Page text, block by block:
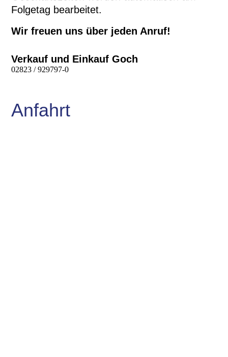
Folgetag bearbeitet.
Wir freuen uns über jeden Anruf!
Verkauf und Einkauf Goch
02823 / 929797-0
Anfahrt